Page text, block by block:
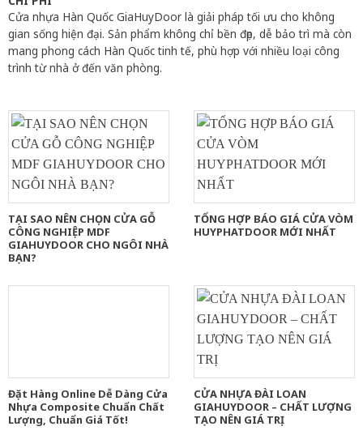
Cửa nhựa Hàn Quốc GiaHuyDoor là giải pháp tối ưu cho không
gian sống hiện đại. Sản phẩm không chỉ bền đẹp, dễ bảo trì mà còn
mang phong cách Hàn Quốc tinh tế, phù hợp với nhiều loại công
trình từ nhà ở đến văn phòng.
TẠI SAO NÊN CHỌN CỬA GỖ
CÔNG NGHIỆP MDF
GIAHUYDOOR CHO NGÔI NHÀ
BẠN?
TỔNG HỢP BÁO GIÁ CỬA VÒM
HUYPHATDOOR MỚI NHẤT
Đặt Hàng Online Dễ Dàng Cửa
Nhựa Composite Chuẩn Chất
Lượng, Chuẩn Giá Tốt!
CỬA NHỰA ĐÀI LOAN
GIAHUYDOOR – CHẤT LƯỢNG
TẠO NÊN GIÁ TRỊ